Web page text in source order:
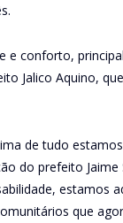
e conforto,
Jalico Aquino,
de tudo estamos
do prefeito Jaime
estamos
que